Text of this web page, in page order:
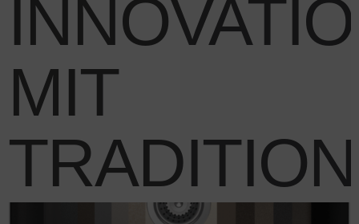
MIT
TRADITION